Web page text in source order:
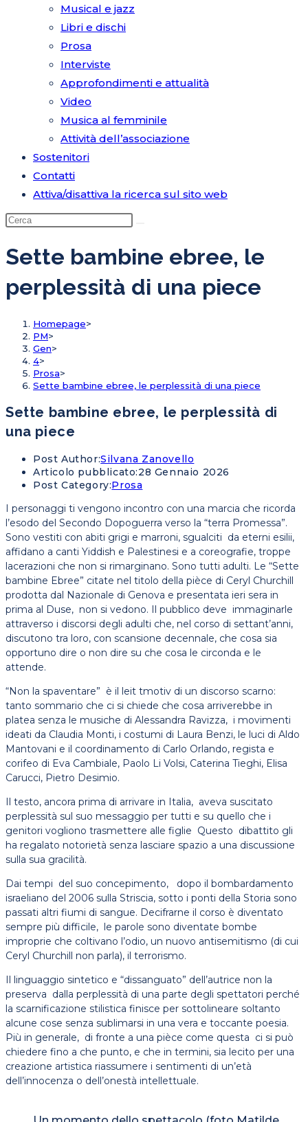
Musical e jazz
Libri e dischi
Prosa
Interviste
Approfondimenti e attualità
Video
Musica al femminile
Attività dell’associazione
Sostenitori
Contatti
Attiva/disattiva la ricerca sul sito web
Sette bambine ebree, le
perplessità di una piece
Homepage>
PM>
Gen>
4>
Prosa>
Sette bambine ebree, le perplessità di una piece
Sette bambine ebree, le perplessità di
una piece
Post Author:Silvana Zanovello
Articolo pubblicato:28 Gennaio 2026
Post Category:Prosa
I personaggi ti vengono incontro con una marcia che ricorda
l’esodo del Secondo Dopoguerra verso la “terra Promessa”.
Sono vestiti con abiti grigi e marroni, sgualciti da eterni esilii,
affidano a canti Yiddish e Palestinesi e a coreografie, troppe
lacerazioni che non si rimarginano. Sono tutti adulti. Le “Sette
bambine Ebree” citate nel titolo della pièce di Ceryl Churchill
prodotta dal Nazionale di Genova e presentata ieri sera in
prima al Duse, non si vedono. Il pubblico deve immaginarle
attraverso i discorsi degli adulti che, nel corso di settant’anni,
discutono tra loro, con scansione decennale, che cosa sia
opportuno dire o non dire su che cosa le circonda e le
attende.
“Non la spaventare” è il leit tmotiv di un discorso scarno:
tanto sommario che ci si chiede che cosa arriverebbe in
platea senza le musiche di Alessandra Ravizza, i movimenti
ideati da Claudia Monti, i costumi di Laura Benzi, le luci di Aldo
Mantovani e il coordinamento di Carlo Orlando, regista e
corifeo di Eva Cambiale, Paolo Li Volsi, Caterina Tieghi, Elisa
Carucci, Pietro Desimio.
Il testo, ancora prima di arrivare in Italia, aveva suscitato
perplessità sul suo messaggio per tutti e su quello che i
genitori vogliono trasmettere alle figlie Questo dibattito gli
ha regalato notorietà senza lasciare spazio a una discussione
sulla sua gracilità.
Dai tempi del suo concepimento, dopo il bombardamento
israeliano del 2006 sulla Striscia, sotto i ponti della Storia sono
passati altri fiumi di sangue. Decifrarne il corso è diventato
sempre più difficile, le parole sono diventate bombe
improprie che coltivano l’odio, un nuovo antisemitismo (di cui
Ceryl Churchill non parla), il terrorismo.
Il linguaggio sintetico e “dissanguato” dell’autrice non la
preserva dalla perplessità di una parte degli spettatori perché
la scarnificazione stilistica finisce per sottolineare soltanto
alcune cose senza sublimarsi in una vera e toccante poesia.
Più in generale, di fronte a una pièce come questa ci si può
chiedere fino a che punto, e che in termini, sia lecito per una
creazione artistica riassumere i sentimenti di un’età
dell’innocenza o dell’onestà intellettuale.